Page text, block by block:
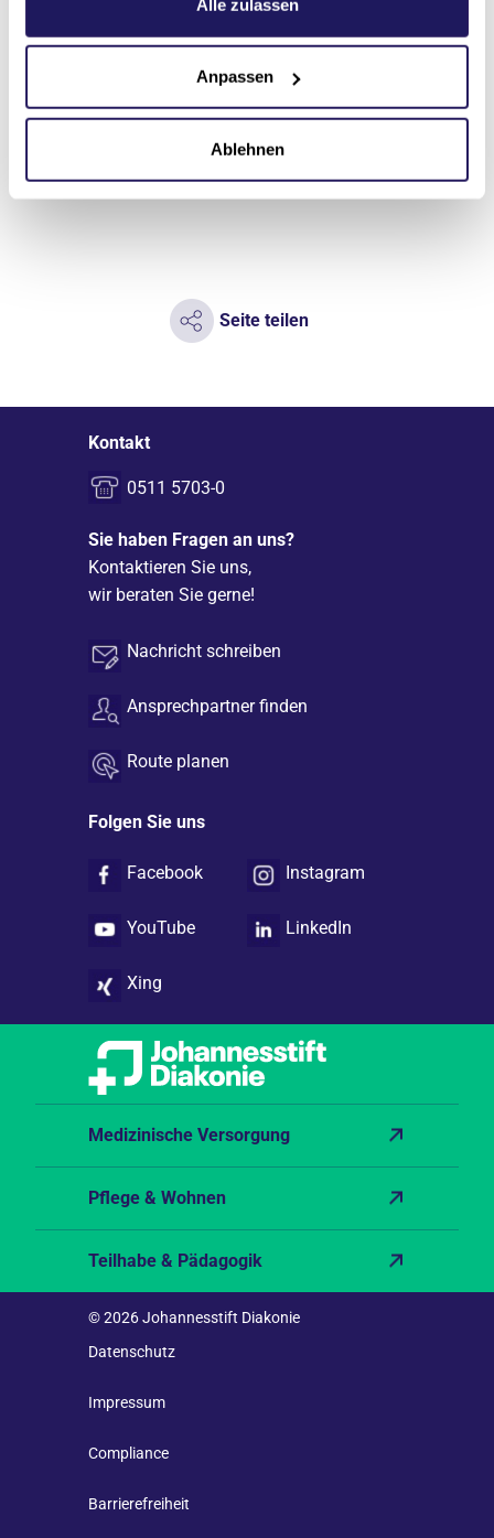
Alle zulassen
Anpassen
Ablehnen
Seite teilen
Kontakt
0511 5703-0
Sie haben Fragen an uns?
Kontaktieren Sie uns,
wir beraten Sie gerne!
Nachricht schreiben
Ansprechpartner finden
Route planen
Folgen Sie uns
Facebook Instagram
YouTube LinkedIn
Xing
Medizinische Versorgung
Pflege & Wohnen
Teilhabe & Pädagogik
© 2026 Johannesstift Diakonie
Datenschutz
Impressum
Compliance
Barrierefreiheit